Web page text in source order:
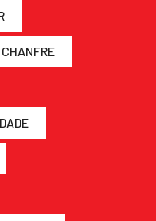
CHANFRE